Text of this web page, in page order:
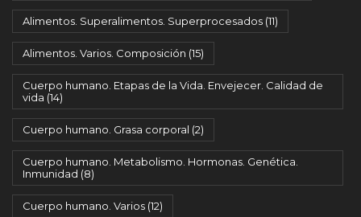
Alimentos. Superalimentos. Superprocesados (11)
Alimentos. Varios. Composición (15)
Cuerpo humano. Etapas de la Vida. Envejecer. Calidad de
vida (14)
Cuerpo humano. Grasa corporal (2)
Cuerpo humano. Metabolismo. Hormonas. Genética.
Inmunidad (8)
Cuerpo humano. Varios (12)